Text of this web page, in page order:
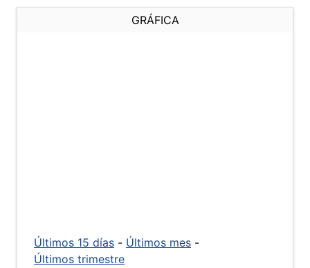
GRÁFICA
Últimos 15 días - Últimos mes -
Últimos trimestre